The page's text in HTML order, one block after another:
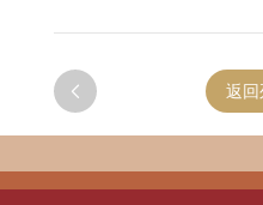
 返回